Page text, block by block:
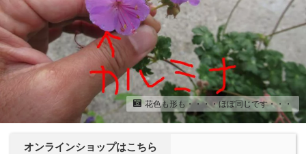
花色も形も・・・・ほぼ同じです・・・
オンラインショップはこちら